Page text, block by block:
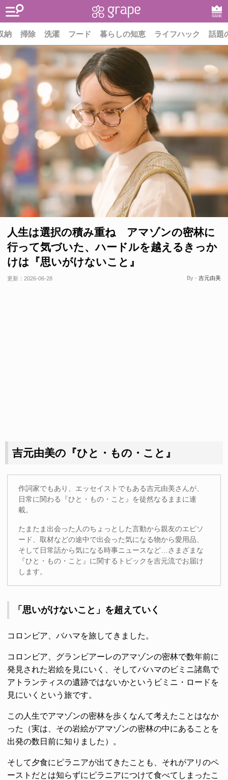
RANK
納 掃除 洗濯 フード 暮らしの知恵 ライフハック 話題
人生は選択の積み重ね アマゾンの密林に
行って気づいた、ハードルを越えるきっか
けは『思いがけないこと』
更新： 2026-06-28 By - 吉元由美
吉元由美の『ひと・もの・こと』
作詞家でもあり、エッセイストでもある吉元由美さんが、
日常に関わる『ひと・もの・こと』を徒然なるままに連
載。
たまたま出会った人のちょっとした言動から親友のエピソ
ード、取材などの途中で出会った気になる物から愛用品、
そして日常話から気になる時事ニュースなど…さまざまな
『ひと・もの・こと』に関するトピックを吉元流でお届け
します。
「思いがけないこと」を超えていく
コロンビア、バハマを旅してきました。
コロンビア、グランビアーレのアマゾンの密林で数年前に
発見された岩絵を見にいく、そしてバハマのビミニ諸島で
アトランティスの遺跡ではないかというビミニ・ロードを
見にいくという旅です。
この人生でアマゾンの密林を歩くなんて考えたことはなか
った（実は、その岩絵がアマゾンの密林の中にあることを
出発の数日前に知りました）。
そして夕食にピラニアが出てきたことも、それがアリのペ
ーストだとは知らずにピラニアにつけて食べてしまったこ